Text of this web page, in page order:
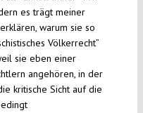
es trägt meiner
warum sie so
Völkerrecht”
sie eben einer
angehören, in der
kritische Sicht auf die